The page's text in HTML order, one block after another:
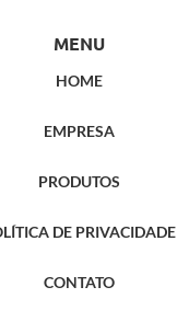
MENU
HOME
EMPRESA
PRODUTOS
DE PRIVACIDADE
CONTATO